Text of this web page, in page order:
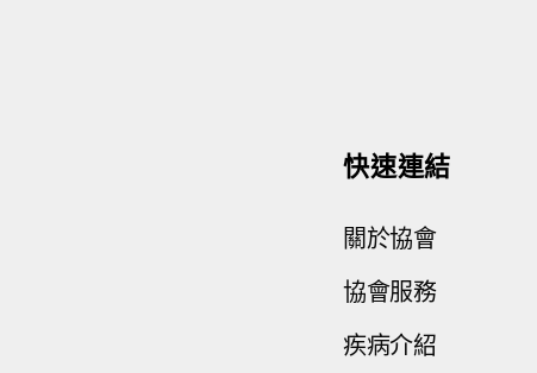
快速連結
關於協會
協會服務
疾病介紹